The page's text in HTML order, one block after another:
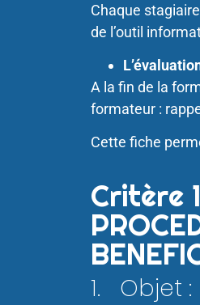
Chaque
de l’outil
A la fin de la
formateur :
Cette fiche
Critère
1. Objet :